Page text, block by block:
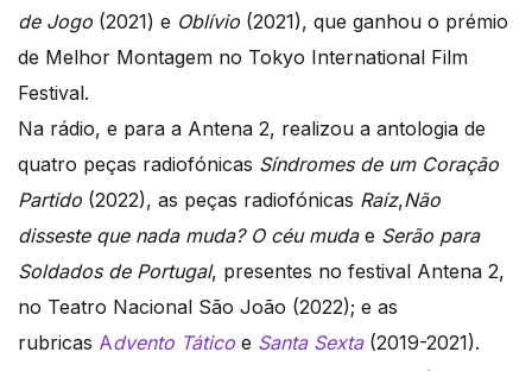
de Jogo (2021) e Oblívio (2021), que ganhou o prémio
de Melhor Montagem no Tokyo International Film
Festival.
Na rádio, e para a Antena 2, realizou a antologia de
quatro peças radiofónicas Síndromes de um Coração
Partido (2022), as peças radiofónicas Raíz,Não
disseste que nada muda? O céu muda e Serão para
Soldados de Portugal, presentes no festival Antena 2,
no Teatro Nacional São João (2022); e as
rubricas Advento Tático e Santa Sexta(2019-2021).